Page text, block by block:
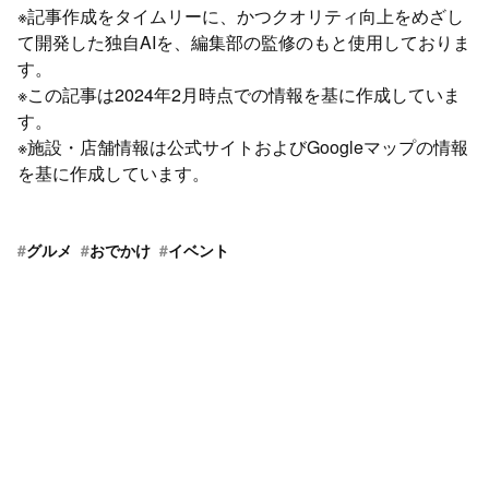
※記事作成をタイムリーに、かつクオリティ向上をめざし
て開発した独自AIを、編集部の監修のもと使用しておりま
す。
※この記事は2024年2月時点での情報を基に作成していま
す。
※施設・店舗情報は公式サイトおよびGoogleマップの情報
を基に作成しています。
#グルメ #おでかけ #イベント